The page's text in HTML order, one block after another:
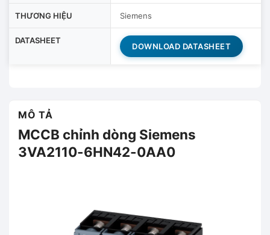
THƯƠNG HIỆU Siemens
DATASHEET
DOWNLOAD DATASHEET
MÔ TẢ
MCCB chỉnh dòng Siemens
3VA2110-6HN42-0AA0